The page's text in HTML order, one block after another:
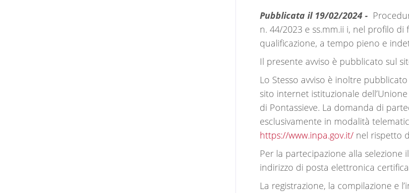
Pubblicata il 19/02/2024 -
n. 44/2023 e ss.mm.ii i, nel profilo di
qualificazione, a tempo pieno e
Il presente avviso è pubblicato sul
Lo Stesso avviso è inoltre
sito internet istituzionale
di Pontassieve. La domanda di
esclusivamente in modalità
https://www.inpa.gov.it/nel rispetto
Per la partecipazione alla selezione
indirizzo di posta elettronica
La registrazione, la compilazione e